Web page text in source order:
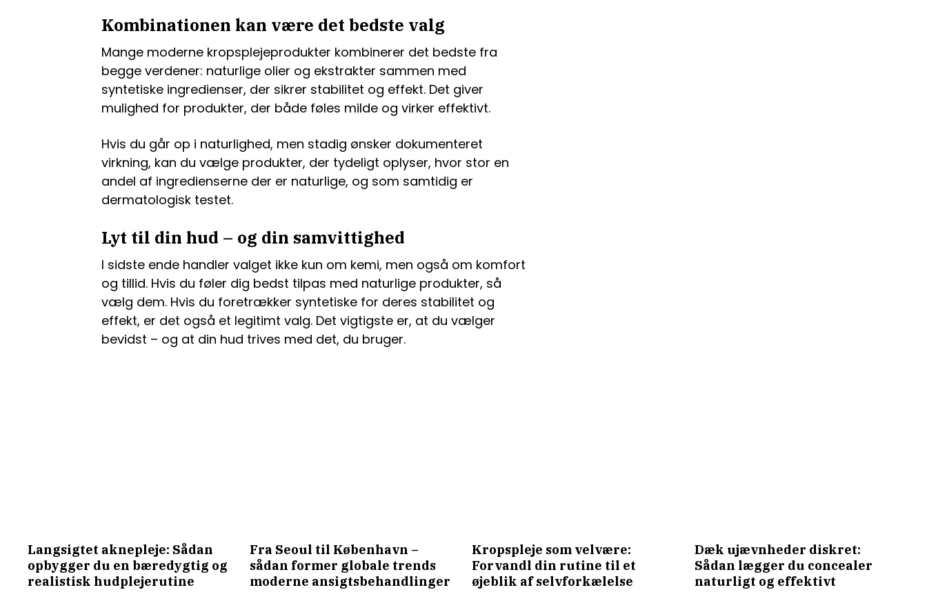
Kombinationen kan være det bedste valg
Mange moderne kropsplejeprodukter kombinerer det bedste fra
begge verdener: naturlige olier og ekstrakter sammen med
syntetiske ingredienser, der sikrer stabilitet og effekt. Det giver
mulighed for produkter, der både føles milde og virker effektivt.
Hvis du går op i naturlighed, men stadig ønsker dokumenteret
virkning, kan du vælge produkter, der tydeligt oplyser, hvor stor en
andel af ingredienserne der er naturlige, og som samtidig er
dermatologisk testet.
Lyt til din hud – og din samvittighed
I sidste ende handler valget ikke kun om kemi, men også om komfort
og tillid. Hvis du føler dig bedst tilpas med naturlige produkter, så
vælg dem. Hvis du foretrækker syntetiske for deres stabilitet og
effekt, er det også et legitimt valg. Det vigtigste er, at du vælger
bevidst – og at din hud trives med det, du bruger.
Langsigtet aknepleje: Sådan
opbygger du en bæredygtig og
realistisk hudplejerutine
Fra Seoul til København –
sådan former globale trends
moderne ansigtsbehandlinger
Kropspleje som velvære:
Forvandl din rutine til et
øjeblik af selvforkælelse
Dæk ujævnheder diskret:
Sådan lægger du concealer
naturligt og effektivt